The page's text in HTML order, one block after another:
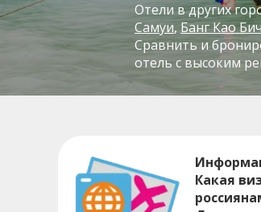
Отели в других
Самуи Банг Као
Сравнить и
отель с высоким
Какая